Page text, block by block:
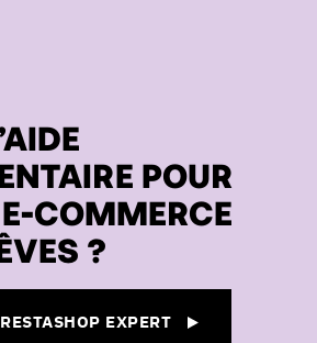
POUR
E-COMMERCE
?
EXPERT